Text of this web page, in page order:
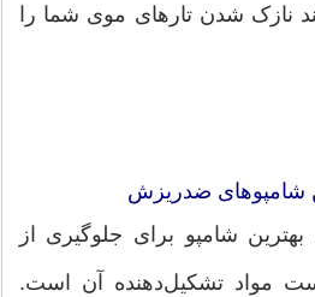
نازک شدن تارهای موی شما را
شامپوهای ضدریزش
شامپو برای جلوگیری از
مواد تشکیل‌دهنده آن است.